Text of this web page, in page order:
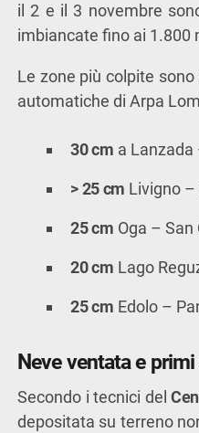
il 2 e il 3 novembre
imbiancate fino ai 1.800
Le zone più colpite
automatiche di Arpa
30 cm a Lanzada
> 25 cm Livigno –
25 cm Oga –
20 cm Lago
25 cm Edolo –
Neve ventata e
Secondo i tecnici del
depositata su terreno